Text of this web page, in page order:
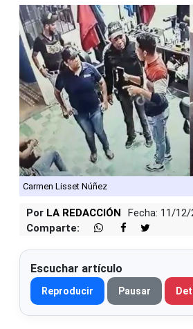
Carmen Lisset Núñez
Por LA REDACCIÓN
Fecha: 11/12/
Comparte:
Escuchar artículo
Reproducir Pausar